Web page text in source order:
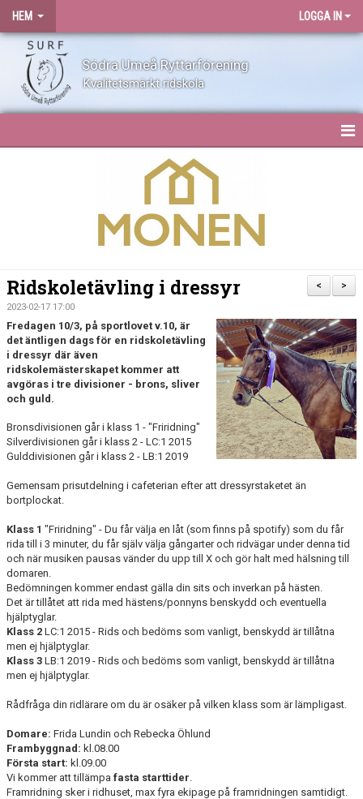
HEM LOGGA IN
Södra Umeå Ryttarförening
Kvalitetsmärkt ridskola
ANLÄGGNING
BLI MEDLEM
RIDHUSBOKNINGAR
PROVISIONSFÖRSÄLJNING
FRAMSTEG
SURF-FONDEN
SURF-HÄNG
TORSDAGSDRESSYREN
BOKNINGAR
>
<
Ridskoletävling i dressyr
2023-02-17 17:00
Fredagen 10/3, på sportlovet v.10, är
det äntligen dags för en ridskoletävling
i dressyr där även
ridskolemästerskapet kommer att
avgöras i tre divisioner - brons, sliver
och guld.
Bronsdivisionen går i klass 1 - "Friridning"
Silverdivisionen går i klass 2 - LC:1 2015
Gulddivisionen går i klass 2 - LB:1 2019
Gemensam prisutdelning i cafeterian efter att dressyrstaketet än
bortplockat.
Klass 1 "Friridning" - Du får välja en låt (som finns på spotify) som du får
rida till i 3 minuter, du får själv välja gångarter och ridvägar under denna tid
och när musiken pausas vänder du upp till X och gör halt med hälsning till
domaren.
Bedömningen kommer endast gälla din sits och inverkan på hästen.
Det är tillåtet att rida med hästens/ponnyns benskydd och eventuella
hjälptyglar.
Klass 2 LC:1 2015 - Rids och bedöms som vanligt, benskydd är tillåtna
men ej hjälptyglar.
Klass 3 LB:1 2019 - Rids och bedöms som vanligt, benskydd är tillåtna
men ej hjälptyglar.
Rådfråga din ridlärare om du är osäker på vilken klass som är lämpligast.
Domare: Frida Lundin och Rebecka Öhlund
Frambyggnad: kl.08.00
Första start: kl.09.00
Vi kommer att tillämpa fasta starttider.
Framridning sker i ridhuset, max fyra ekipage på framridningen samtidigt.